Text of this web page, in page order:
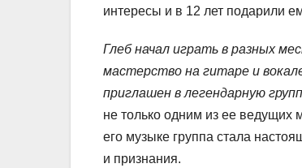
интересы и в 12 лет подарили
Глеб начал играть в разных
мастерство на гитаре и
приглашен в легендарную
не только одним из ее ведущих
его музыке группа стала
и признания.